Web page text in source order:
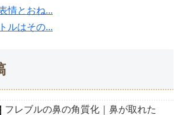
情とおね...
ルはその...
フレブルの鼻の角質化｜鼻が取れた